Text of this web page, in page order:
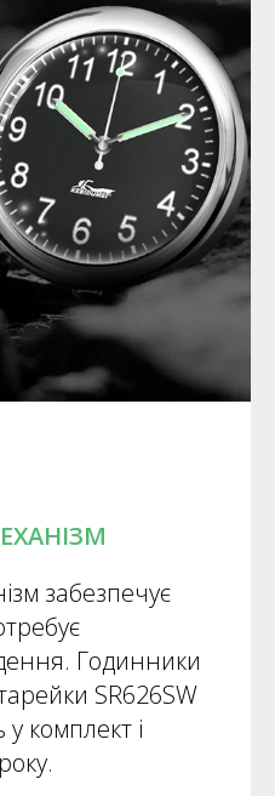
забезпечує
Годинники
SR626SW
комплект і